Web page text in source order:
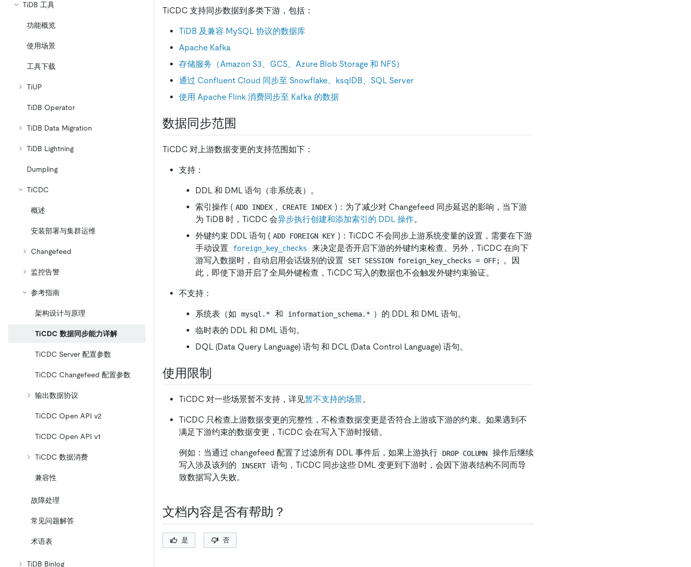
TiDB 工具
功能概览
使用场景
工具下载
TiUP
TiDB Operator
TiDB Data Migration
TiDB Lightning
Dumpling
TiCDC
概述
安装部署与集群运维
Changefeed
监控告警
参考指南
架构设计与原理
TiCDC 数据同步能力详解
TiCDC Server 配置参数
TiCDC Changefeed 配置参数
输出数据协议
TiCDC Open API v2
TiCDC Open API v1
TiCDC 数据消费
兼容性
故障处理
常见问题解答
术语表
TiDB Binlog
TiCDC 支持同步数据到多类下游，包括：
TiDB 及兼容 MySQL 协议的数据库
Apache Kafka
存储服务（Amazon S3、GCS、Azure Blob Storage 和 NFS）
通过 Confluent Cloud 同步至 Snowflake、ksqlDB、SQL Server
使用 Apache Flink 消费同步至 Kafka 的数据
数据同步范围
TiCDC 对上游数据变更的支持范围如下：
支持：
DDL 和 DML 语句（非系统表）。
索引操作 ( ADD INDEX , CREATE INDEX )：为了减少对 Changefeed 同步延迟的影响，当下游
为 TiDB 时，TiCDC 会异步执行创建和添加索引的 DDL 操作。
外键约束 DDL 语句 ( ADD FOREIGN KEY )：TiCDC 不会同步上游系统变量的设置，需要在下游
手动设置
foreign_key_checks
来决定是否开启下游的外键约束检查。另外，TiCDC 在向下
游写入数据时，自动启用会话级别的设置
SET SESSION foreign_key_checks = OFF; 。因
此，即使下游开启了全局外键检查，TiCDC 写入的数据也不会触发外键约束验证。
不支持：
系统表（如 mysql.* 和 information_schema.* ）的 DDL 和 DML 语句。
临时表的 DDL 和 DML 语句。
DQL (Data Query Language) 语句 和 DCL (Data Control Language) 语句。
使用限制
TiCDC 对一些场景暂不支持，详见暂不支持的场景。
TiCDC 只检查上游数据变更的完整性，不检查数据变更是否符合上游或下游的约束。如果遇到不
满足下游约束的数据变更，TiCDC 会在写入下游时报错。
例如：当通过 changefeed 配置了过滤所有 DDL 事件后，如果上游执行 DROP COLUMN
操作后继续
写入涉及该列的
INSERT 语句，TiCDC 同步这些 DML 变更到下游时，会因下游表结构不同而导
致数据写入失败。
文档内容是否有帮助？
是 否